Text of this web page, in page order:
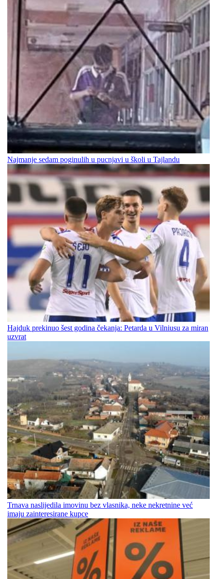
Najmanje sedam poginulih u pucnjavi u školi u Tajlandu
Hajduk prekinuo šest godina čekanja: Petarda u Vilniusu za miran
uzvrat
Trnava naslijedila imovinu bez vlasnika, neke nekretnine već
imaju zainteresirane kupce